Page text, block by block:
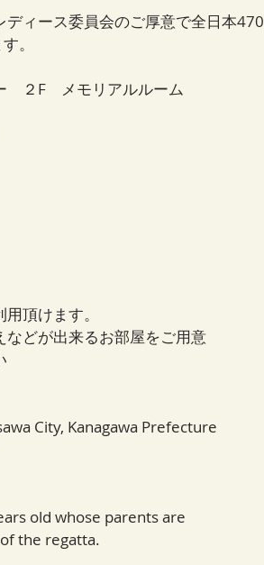
ディース委員会のご厚意で全日本470
す。
２F　メモリアルルーム
頂けます。
どが出来るお部屋をご用意
City, Kanagawa Prefecture
old whose parents are
the regatta.